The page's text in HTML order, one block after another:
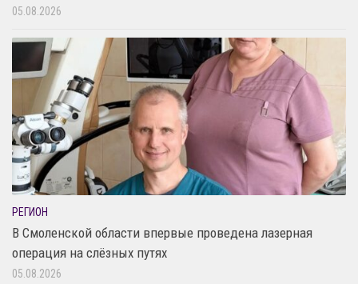
05.08.2026
РЕГИОН
В Смоленской области впервые проведена лазерная
операция на слёзных путях
05.08.2026